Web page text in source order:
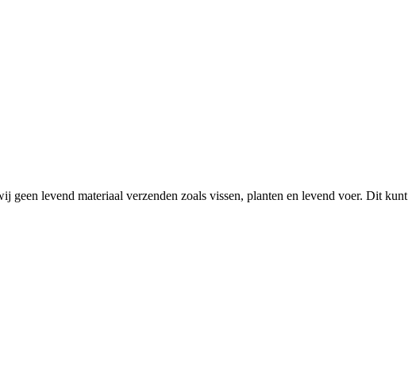
levend materiaal verzenden zoals vissen, planten en levend voer. Dit kunt